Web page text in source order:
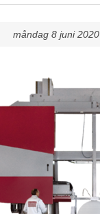
stång, rör och profiler
måndag 8 juni 2020